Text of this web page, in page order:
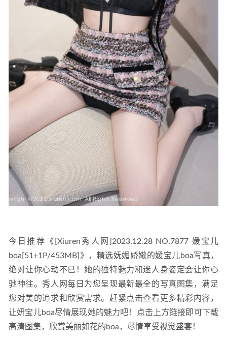
今日推荐《[Xiuren秀人网]2023.12.28 NO.7877 媛宝儿
boa[51+1P/453MB]》，精选妩媚娇嫩的媛宝儿boa写真，
绝对让你心动不已！她的独特魅力和迷人身姿定会让你心
驰神往。秀人网每日为您呈现最新最全的写真图集，满足
您对美的追求和欣赏需求。赶紧点击查看更多精彩内容，
让妍宝儿boa尽情展现她的魅力吧！点击上方链接即可下载
高清图集，欣赏美丽如花的boa，尽情享受视觉盛宴！